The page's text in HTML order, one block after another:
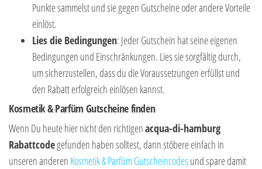
Punkte sammelst und sie gegen Gutscheine oder andere Vorteile
einlöst.
Lies die Bedingungen: Jeder Gutschein hat seine eigenen
Bedingungen und Einschränkungen. Lies sie sorgfältig durch,
um sicherzustellen, dass du die Voraussetzungen erfüllst und
den Rabatt erfolgreich einlösen kannst.
Kosmetik & Parfüm Gutscheine finden
Wenn Du heute hier nicht den richtigenacqua-di-hamburg
Rabattcodegefunden haben solltest, dann stöbere einfach in
unseren anderen Kosmetik & Parfüm Gutscheincodes und spare damit